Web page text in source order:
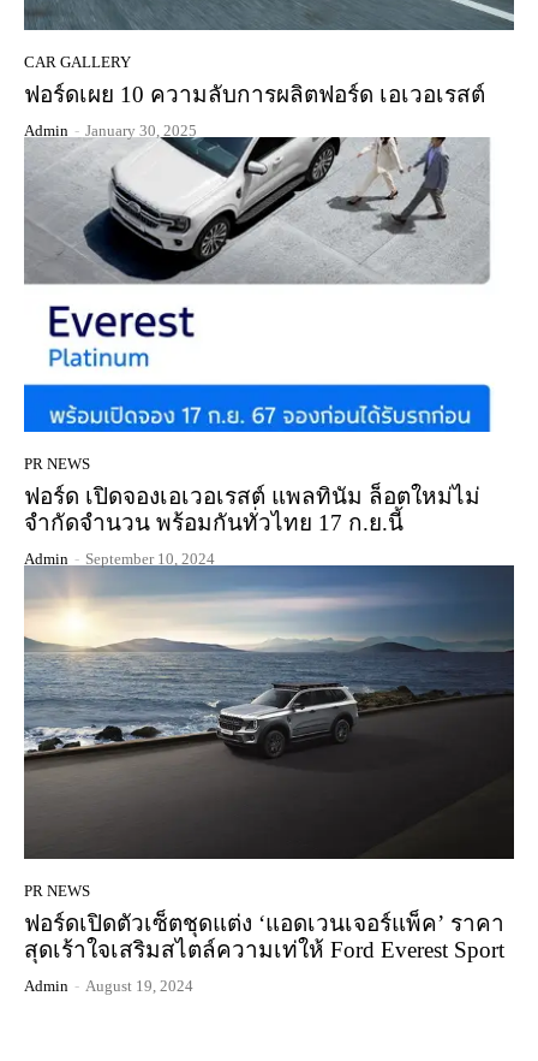
CAR GALLERY
ฟอร์ดเผย 10 ความลับการผลิตฟอร์ด เอเวอเรสต์
Admin - January 30, 2025
PR NEWS
ฟอร์ด เปิดจองเอเวอเรสต์ แพลทินัม ล็อตใหม่ไม่
จำกัดจำนวน พร้อมกันทั่วไทย 17 ก.ย.นี้
Admin - September 10, 2024
PR NEWS
ฟอร์ดเปิดตัวเซ็ตชุดแต่ง ‘แอดเวนเจอร์แพ็ค’ ราคา
สุดเร้าใจเสริมสไตล์ความเท่ให้ Ford Everest Sport
Admin - August 19, 2024